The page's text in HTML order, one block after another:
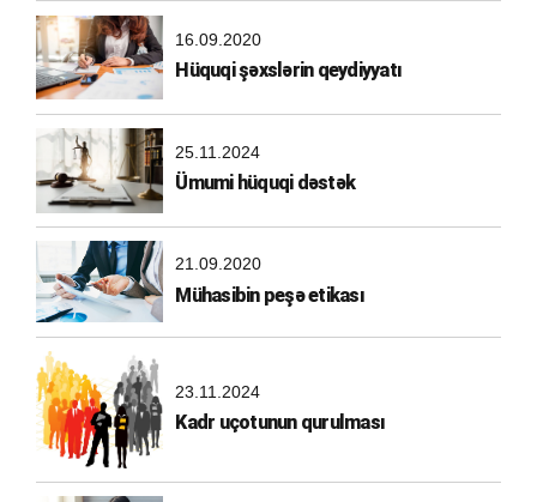
16.09.2020
Hüquqi şəxslərin qeydiyyatı
25.11.2024
Ümumi hüquqi dəstək
21.09.2020
Mühasibin peşə etikası
23.11.2024
Kadr uçotunun qurulması